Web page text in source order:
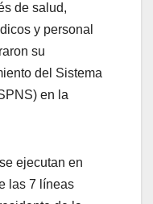
de salud,
y personal
su
del Sistema
en la
ejecutan en
las 7 líneas